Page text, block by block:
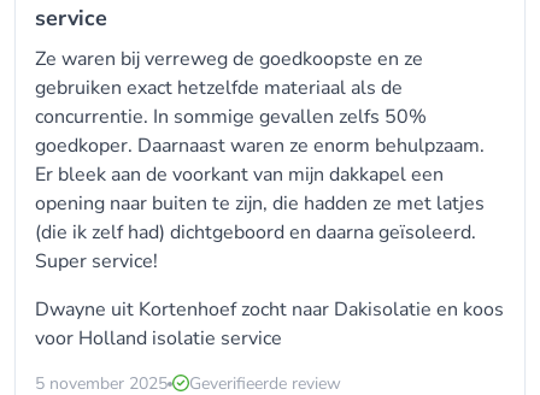
service
Ze waren bij verreweg de goedkoopste en ze
gebruiken exact hetzelfde materiaal als de
concurrentie. In sommige gevallen zelfs 50%
goedkoper. Daarnaast waren ze enorm behulpzaam.
Er bleek aan de voorkant van mijn dakkapel een
opening naar buiten te zijn, die hadden ze met latjes
(die ik zelf had) dichtgeboord en daarna geïsoleerd.
Super service!
Dwayne uit Kortenhoef zocht naar Dakisolatie en koos
voor Holland isolatie service
5 november 2025 Geverifieerde review